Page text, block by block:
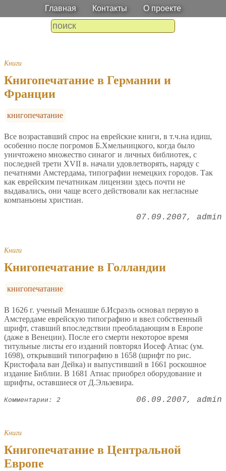
Главная Контакты О проекте
Книги
Книгопечатание в Германии и
Франции
книгопечатание
Все возраставший спрос на еврейские книги, в т.ч.на идиш,
особенно после погромов Б.Хмельницкого, когда было
уничтожено множество синагог и личных библиотек, с
последней трети XVII в. начали удовлетворять, наряду с
печатнями Амстердама, типографии немецких городов. Так
как еврейским печатникам лицензии здесь почти не
выдавались, они чаще всего действовали как негласные
компаньоны христиан.
07.09.2007 admin
Книги
Книгопечатание в Голландии
книгопечатание
В 1626 г. ученый Менашше б.Исраэль основал первую в
Амстердаме еврейскую типографию и ввел собственный
шрифт, ставший впоследствии преобладающим в Европе
(даже в Венеции). После его смерти некоторое время
титульные листы его изданий повторял Иосеф Атиас (ум.
1698), открывший типографию в 1658 (шрифт по рис.
Кристофала ван Дейка) и выпустивший в 1661 роскошное
издание Библии. В 1681 Атиас приобрел оборудование и
шрифты, оставшиеся от Д.Эльзевира.
Комментарии: 2 06.09.2007 admin
Книги
Книгопечатание в Центральной
Европе